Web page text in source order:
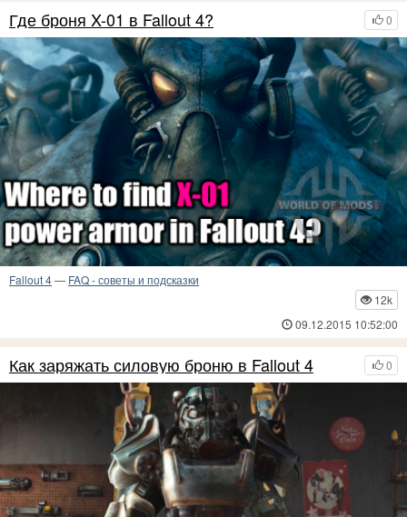
0
Где броня X-01 в Fallout 4?
Fallout 4— FAQ - советы и подсказки
12k
09.12.2015 10:52:00
0
Как заряжать силовую броню в Fallout 4